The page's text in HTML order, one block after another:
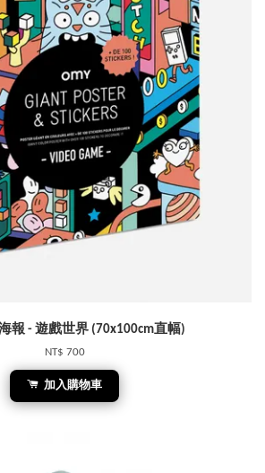
報 - 遊戲世界 (70x100cm直幅)
NT$ 700
加入購物車